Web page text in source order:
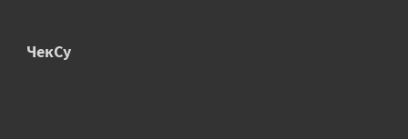
ЧекСу